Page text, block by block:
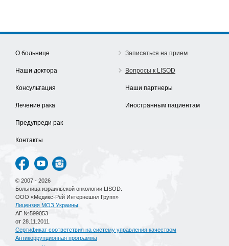
О больнице
Наши доктора
Консультация
Лечение рака
Предупреди рак
Контакты
Записаться на прием
Вопросы к LISOD
Наши партнеры
Иностранным пациентам
© 2007 - 2026
Больница израильской онкологии LISOD.
ООО «Медикс-Рей Интернешнл Групп»
Лицензия МОЗ Украины
АГ №599053
от 28.11.2011.
Сертификат соответствия на систему управления качеством
Антикоррупционная программа